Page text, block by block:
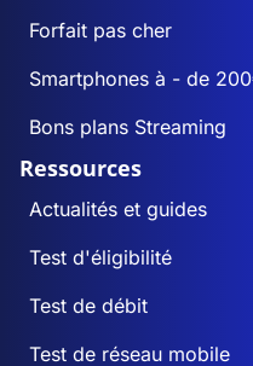
Forfait pas cher
Smartphones à - de
Bons plans Streaming
Ressources
Actualités et guides
Test d'éligibilité
Test de débit
Test de réseau mobile